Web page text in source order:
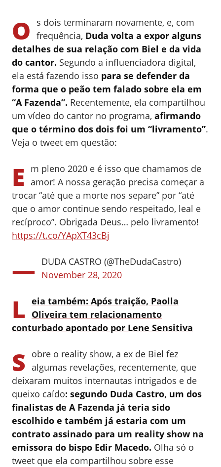
O
s dois terminaram novamente, e, com
frequência, Duda volta a expor alguns
detalhes de sua relação com Biel e da vida
do cantor. Segundo a influenciadora digital,
ela está fazendo isso para se defender da
forma que o peão tem falado sobre ela em
“A Fazenda”. Recentemente, ela compartilhou
um vídeo do cantor no programa, afirmando
que o término dos dois foi um “livramento”.
Veja o tweet em questão:
E
m pleno 2020 e é isso que chamamos de
amor! A nossa geração precisa começar a
trocar “até que a morte nos separe” por “até
que o amor continue sendo respeitado, leal e
recíproco”. Obrigada Deus… pelo livramento!
https://t.co/YApXT43cBj
— DUDA CASTRO (@TheDudaCastro)
November 28, 2020
L eia também: Após traição, Paolla
Oliveira tem relacionamento
conturbado apontado por Lene Sensitiva
S
obre o reality show, a ex de Biel fez
algumas revelações, recentemente, que
deixaram muitos internautas intrigados e de
queixo caído: segundo Duda Castro, um dos
finalistas de A Fazenda já teria sido
escolhido e também já estaria com um
contrato assinado para um reality show na
emissora do bispo Edir Macedo. Olha só o
tweet que ela compartilhou sobre esse